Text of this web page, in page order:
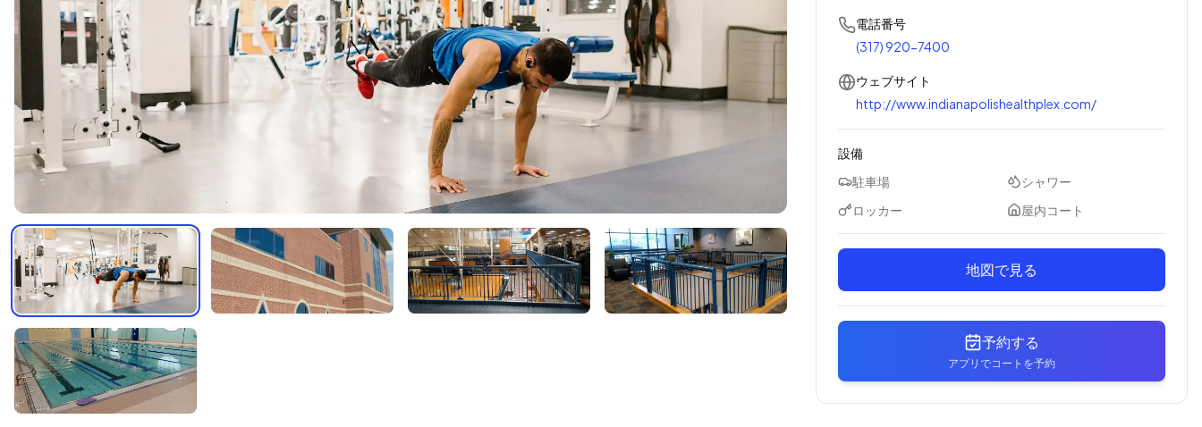
電話番号
(317) 920-7400
ウェブサイト
http://www.indianapolishealthplex.com/
設備
駐車場
シャワー
ロッカー
屋内コート
地図で見る
予約する
アプリでコートを予約